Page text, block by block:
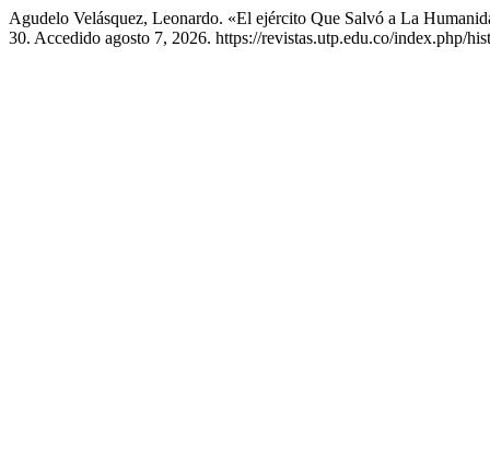
Agudelo Velásquez, Leonardo. «El ejército Que Salvó a La
30. Accedido agosto 7, 2026. https://revistas.utp.edu.co/index.php/